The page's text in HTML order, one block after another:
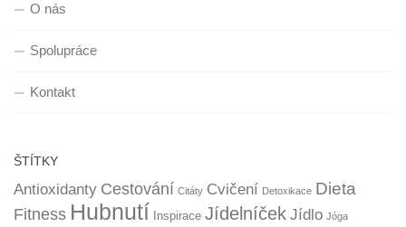
O nás
Spolupráce
Kontakt
ŠTÍTKY
Antioxidanty Cestování Citáty Cvičení Detoxikace Dieta
Fitness Hubnutí Inspirace Jídelníček Jídlo Jóga